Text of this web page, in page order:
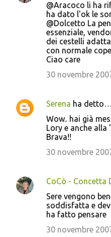
@Aracoco li ha
ha dato l'ok le
@Dolcetto La
essenziale,
dei cestelli
con normale
Ciao care
30 novembre
Serena ha detto…
Wow.. hai già
Lory e anche alla
Brava!!
30 novembre
CoCò - Concetta
Sere vengono
soddisfatta e
ha fatto pensare
30 novembre